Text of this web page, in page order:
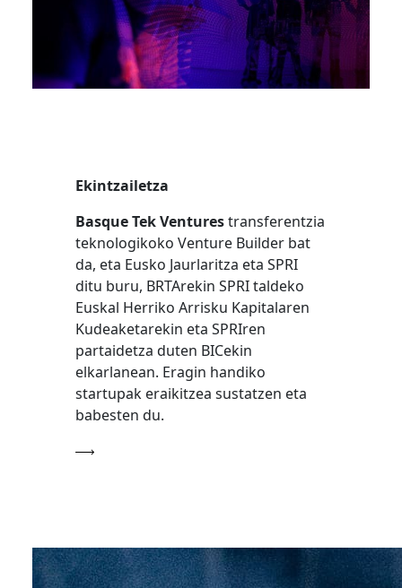
Ekintzailetza
Basque Tek Venturestransferentzia
teknologikoko Venture Builder bat
da, eta Eusko Jaurlaritza eta SPRI
ditu buru, BRTArekin SPRI taldeko
Euskal Herriko Arrisku Kapitalaren
Kudeaketarekin eta SPRIren
partaidetza duten BICekin
elkarlanean. Eragin handiko
startupak eraikitzea sustatzen eta
babesten du.